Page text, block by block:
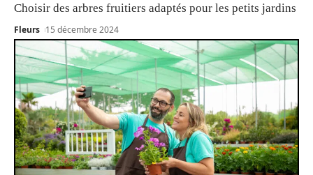
Choisir des arbres fruitiers adaptés pour les petits jardins
Fleurs 15 décembre 2024